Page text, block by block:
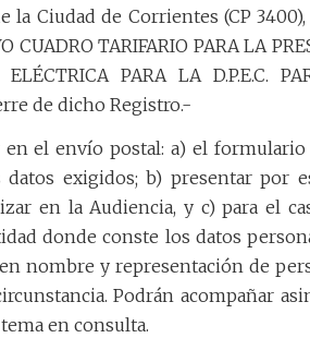
la Ciudad de Corrientes (CP
CUADRO TARIFARIO PARA LA
ELÉCTRICA PARA LA D.P.E.C.
de dicho Registro.-
el envío postal: a) el
datos exigidos; b) presentar por
en la Audiencia, y c) para el
donde conste los datos
nombre y representación de
Podrán acompañar
en consulta.